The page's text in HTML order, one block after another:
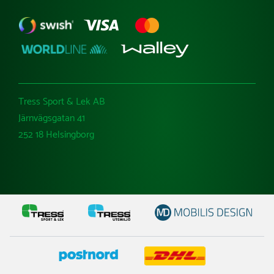
Tress Sport & Lek AB
Järnvägsgatan 41
252 18 Helsingborg